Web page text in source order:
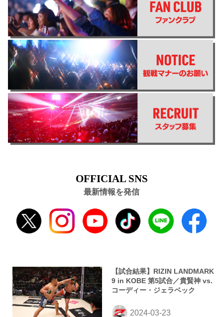
OFFICIAL SNS
最新情報を発信
【試合結果】RIZIN LANDMARK
9 in KOBE 第5試合／貴賢神 vs.
コーディー・ジェラベック